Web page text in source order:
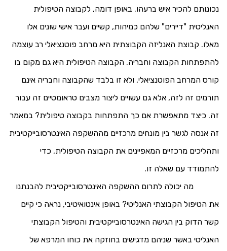
נכונותם להכיר איש ברעהו. באופן דומה, לקבוצה הטיפולית
האנליטית "דיירים" שלהם כמיהות, קשיים ועבר אישי שונים אלו
מאלו. קבוצת האנליזה הקבוצתית היא מרחב פוטנציאלי רב עוצמה
להתפתחות הקבוצה וחבריה. הקבוצה הטיפולית היא גם מקום בו
קורס המרחב הפוטנציאלי, ולא זו בלבד שהקבוצה וחבריה אינם
תורמים זה לזה, אלא גם עשויים ליצור מצבים טראומטיים זה עבור
זה. כיצד מתאפשרת אם כך התפתחות בקבוצה טיפולית? במאמר
זה אנסה לגשר בין מונחים מרכזיים מההשקפה האינטרסובייקטיבית
ותהליכים מרכזיים המאפיינים את הקבוצה הטיפולית, כדי
להתמודד עם שאלה זו.
מה יכולה לתרום ההשקפה האינטרסובייקטיבית להבנתנו
את הטיפול הקבוצתי האנליטי? באופן אינטואיטיבי, נראה כי קיים
קשר הדוק בין הגישה האינטרסובייקטיבית והטיפול הקבוצתי
האנליטי באשר שניהם מדגישים בחוזקה את כוחו המרפא של